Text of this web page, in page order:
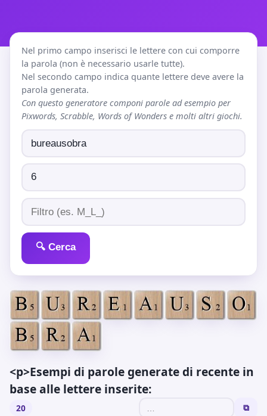
Nel primo campo inserisci le lettere con cui comporre
la parola (non è necessario usarle tutte).
Nel secondo campo indica quante lettere deve avere la
parola generata.
Con questo generatore componi parole ad esempio per
Pixwords, Scrabble, Words of Wonders e molti altri giochi.
🔍 Cerca
<p>Esempi di parole generate di recente in
base alle lettere inserite:
20 ⧉